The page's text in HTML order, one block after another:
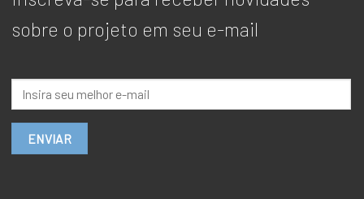
sobre o projeto em seu e-mail